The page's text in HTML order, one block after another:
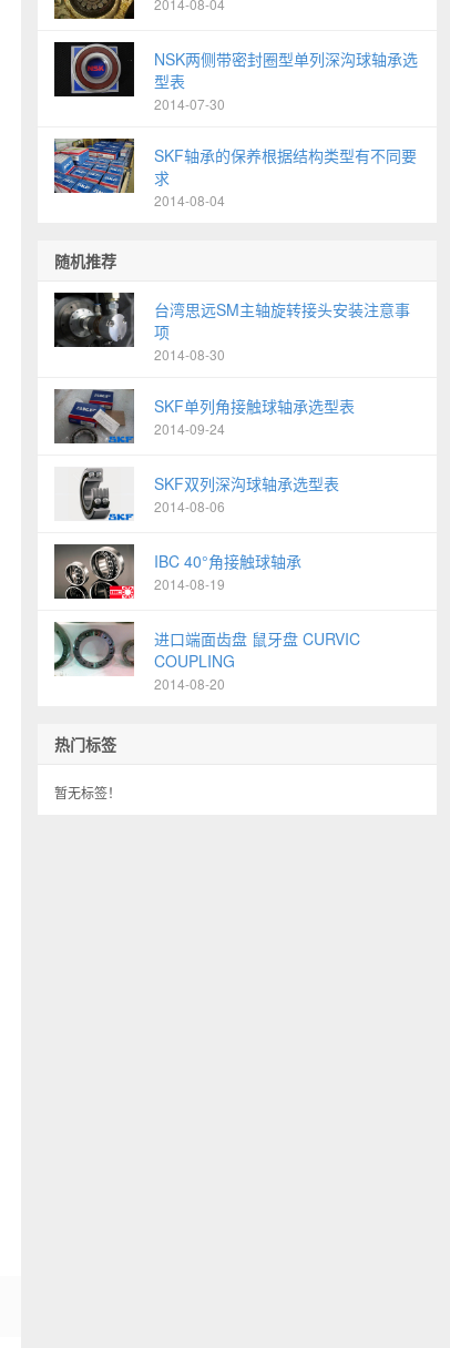
2014-08-04
NSK两侧带密封圈型单列深沟球轴承选
型表
2014-07-30
SKF轴承的保养根据结构类型有不同要
求
2014-08-04
随机推荐
台湾思远SM主轴旋转接头安装注意事
项
2014-08-30
SKF单列角接触球轴承选型表
2014-09-24
SKF双列深沟球轴承选型表
2014-08-06
IBC 40°角接触球轴承
2014-08-19
进口端面齿盘 鼠牙盘 CURVIC
COUPLING
2014-08-20
热门标签
暂无标签！